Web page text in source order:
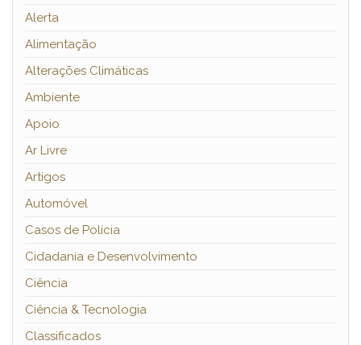
Alerta
Alimentação
Alterações Climáticas
Ambiente
Apoio
Ar Livre
Artigos
Automóvel
Casos de Polícia
Cidadania e Desenvolvimento
Ciência
Ciência & Tecnologia
Classificados